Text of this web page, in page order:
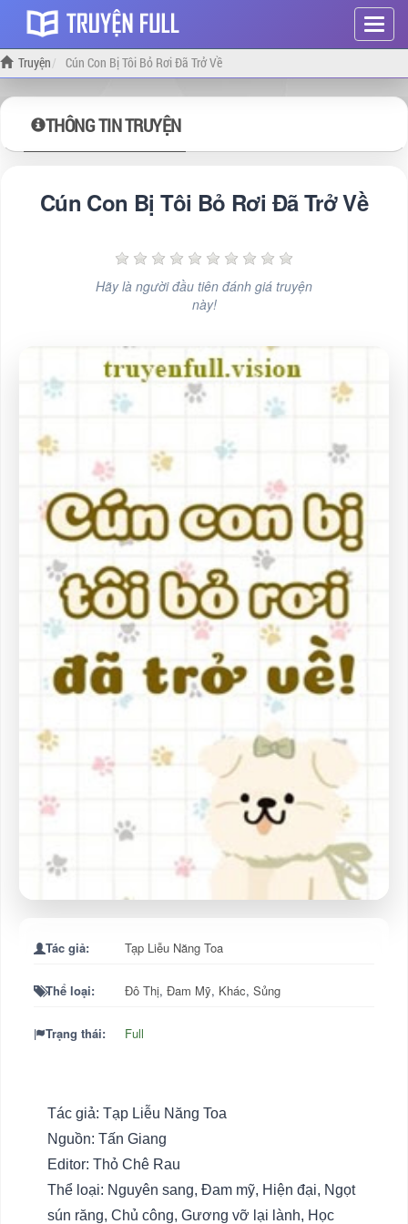
Hiện
menu
Truyện Cún Con Bị Tôi Bỏ Rơi Đã Trở Về
THÔNG TIN TRUYỆN
Cún Con Bị Tôi Bỏ Rơi Đã Trở Về
Hãy là người đầu tiên đánh giá truyện
này!
Tác giả: Tạp Liễu Năng Toa
Thể loại: Đô Thị, Đam Mỹ, Khác, Sủng
Trạng thái: Full
Tác giả: Tạp Liễu Năng Toa
Nguồn: Tấn Giang
Editor: Thỏ Chê Rau
Thể loại: Nguyên sang, Đam mỹ, Hiện đại, Ngọt
sún răng, Chủ công, Gương vỡ lại lành, Học